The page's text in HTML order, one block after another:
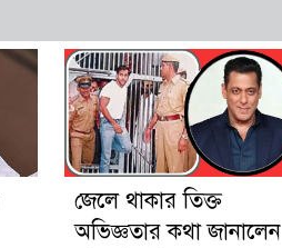
জেলে থাকার তিক্ত
অভিজ্ঞতার কথা জানালেন